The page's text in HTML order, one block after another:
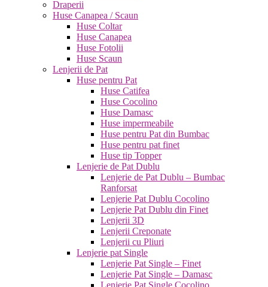
Draperii
Huse Canapea / Scaun
Huse Coltar
Huse Canapea
Huse Fotolii
Huse Scaun
Lenjerii de Pat
Huse pentru Pat
Huse Catifea
Huse Cocolino
Huse Damasc
Huse impermeabile
Huse pentru Pat din Bumbac
Huse pentru pat finet
Huse tip Topper
Lenjerie de Pat Dublu
Lenjerie de Pat Dublu – Bumbac
Ranforsat
Lenjerie Pat Dublu Cocolino
Lenjerie Pat Dublu din Finet
Lenjerii 3D
Lenjerii Creponate
Lenjerii cu Pliuri
Lenjerie pat Single
Lenjerie Pat Single – Finet
Lenjerie Pat Single – Damasc
Lenjerie Pat Single Cocolino